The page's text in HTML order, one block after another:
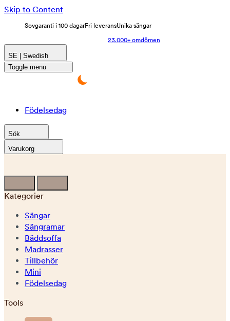
Skip to Content
Sovgaranti i 100 dagarFri leveransUnika sängar
23.000+ omdömen
SE | Swedish
Toggle menu
Födelsedag
Sök
Varukorg
Kategorier
Sängar
Sängramar
Bäddsoffa
Madrasser
Tillbehör
Mini
Födelsedag
Tools